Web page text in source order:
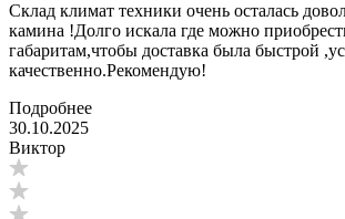
Склад климат техники очень осталась
камина !Долго искала где можно
габаритам,чтобы доставка была быстрой
качественно.Рекомендую!
Подробнее
30.10.2025
Виктор